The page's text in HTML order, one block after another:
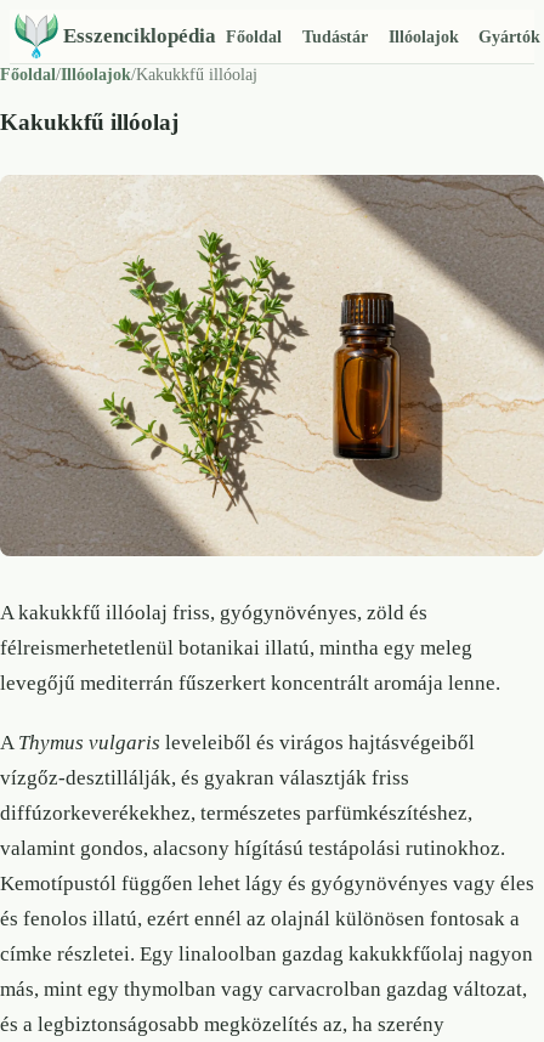
Esszenciklopédia Főoldal Tudástár Illóolajok
Gyártók
Főoldal/Illóolajok/Kakukkfű illóolaj
Kakukkfű illóolaj
A kakukkfű illóolaj friss, gyógynövényes, zöld és
félreismerhetetlenül botanikai illatú, mintha egy meleg
levegőjű mediterrán fűszerkert koncentrált aromája lenne.
A Thymus vulgaris leveleiből és virágos hajtásvégeiből
vízgőz-desztillálják, és gyakran választják friss
diffúzorkeverékekhez, természetes parfümkészítéshez,
valamint gondos, alacsony hígítású testápolási rutinokhoz.
Kemotípustól függően lehet lágy és gyógynövényes vagy éles
és fenolos illatú, ezért ennél az olajnál különösen fontosak a
címke részletei. Egy linaloolban gazdag kakukkfűolaj nagyon
más, mint egy thymolban vagy carvacrolban gazdag változat,
és a legbiztonságosabb megközelítés az, ha szerény